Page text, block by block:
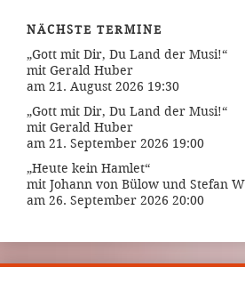
NÄCHSTE TERMINE
„Gott mit Dir, Du Land der Musi!“
mit Gerald Huber
am 21. August 2026 19:30
„Gott mit Dir, Du Land der Musi!“
mit Gerald Huber
am 21. September 2026 19:00
„Heute kein Hamlet“
mit Johann von Bülow und Stefan
am 26. September 2026 20:00